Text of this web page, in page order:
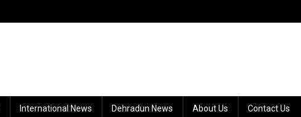
International News Dehradun News About Us Contact Us